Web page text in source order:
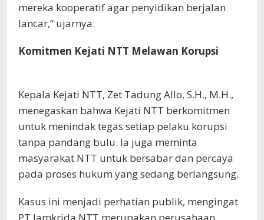
mereka kooperatif agar penyidikan berjalan
lancar,” ujarnya.
Komitmen Kejati NTT Melawan Korupsi
Kepala Kejati NTT, Zet Tadung Allo, S.H., M.H.,
menegaskan bahwa Kejati NTT berkomitmen
untuk menindak tegas setiap pelaku korupsi
tanpa pandang bulu. Ia juga meminta
masyarakat NTT untuk bersabar dan percaya
pada proses hukum yang sedang berlangsung.
Kasus ini menjadi perhatian publik, mengingat